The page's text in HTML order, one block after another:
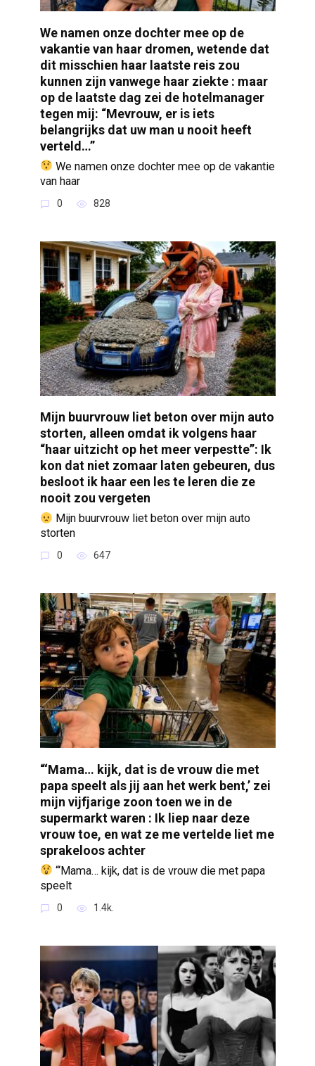
We namen onze dochter mee op de
vakantie van haar dromen, wetende dat
dit misschien haar laatste reis zou
kunnen zijn vanwege haar ziekte : maar
op de laatste dag zei de hotelmanager
tegen mij: “Mevrouw, er is iets
belangrijks dat uw man u nooit heeft
verteld…”
We namen onze dochter mee op de vakantie
van haar
0 828
Mijn buurvrouw liet beton over mijn auto
storten, alleen omdat ik volgens haar
“haar uitzicht op het meer verpestte”: Ik
kon dat niet zomaar laten gebeuren, dus
besloot ik haar een les te leren die ze
nooit zou vergeten
Mijn buurvrouw liet beton over mijn auto
storten
0 647
“‘Mama… kijk, dat is de vrouw die met
papa speelt als jij aan het werk bent,’ zei
mijn vijfjarige zoon toen we in de
supermarkt waren : Ik liep naar deze
vrouw toe, en wat ze me vertelde liet me
sprakeloos achter
“‘Mama… kijk, dat is de vrouw die met papa
speelt
0 1.4k.